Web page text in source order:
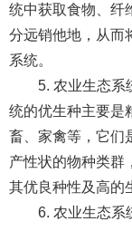
统中获取食物、纤
分远销他地，从而
系统。
5. 农业生态系
统的优生种主要是
畜、家禽等，它们
产性状的物种类群
其优良种性及高的
6. 农业生态系